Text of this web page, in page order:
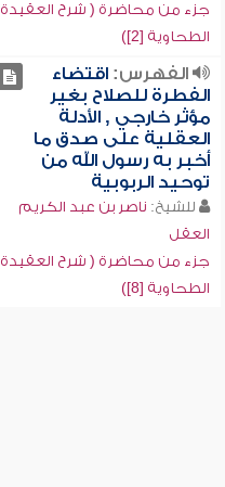
جزء من محاضرة ( شرح العقيدة
الطحاوية [2])
الفهرس:اقتضاء
الفطرة للصلاح بغير
مؤثر خارجي , الأدلة
العقلية على صدق ما
أخبر به رسول الله من
توحيد الربوبية
للشيخ: ناصر بن عبد الكريم
العقل
جزء من محاضرة ( شرح العقيدة
الطحاوية [8])